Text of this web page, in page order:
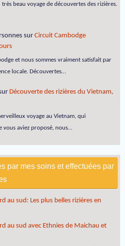
beau voyage de découvertes des rizières.
sur Circuit Cambodge
et nous sommes vraiment satisfait par
locale. Découvertes…
Découverte des rizières du Vietnam,
voyage au Vietnam, qui
aviez proposé, nous…
par mes soins et effectuées par
au sud: Les plus belles rizières en
au sud avec Ethnies de Maichau et